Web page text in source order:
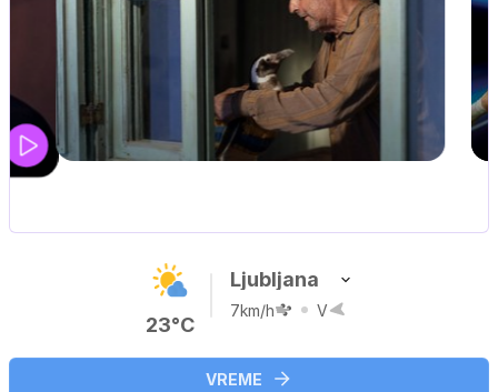
UEFA SUPERPOKAL
23°C
Ljubljana
7km/h V
VREME